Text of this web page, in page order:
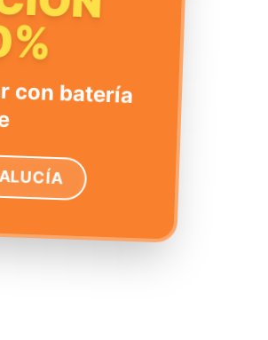
con batería